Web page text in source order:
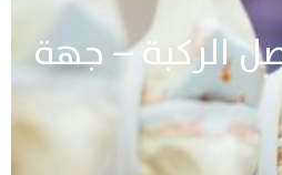
الركبة – جهة